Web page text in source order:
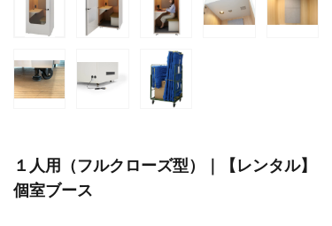
１人用（フルクローズ型）｜【レンタル】
個室ブース